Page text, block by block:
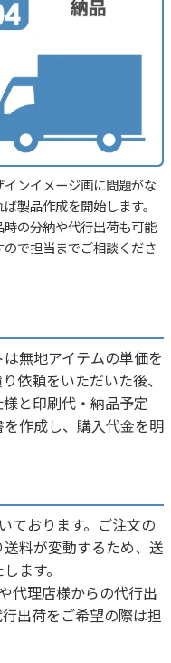
インイメージ画に問題がな
ば製品作成を開始します。
時の分納や代行出荷も可能
ので担当までご相談くださ
無地アイテムの単価を
依頼をいただいた後、
と印刷代・納品予定
作成し、購入代金を明
ております。ご注文の
料が変動するため、送
ます。
代理店様からの代行出
出荷をご希望の際は担